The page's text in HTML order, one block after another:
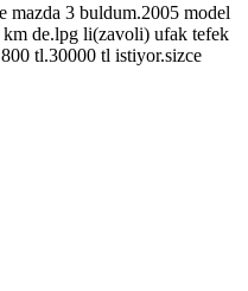
mazda 3 buldum.2005 model
de.lpg li(zavoli) ufak tefek
800 tl.30000 tl istiyor.sizce